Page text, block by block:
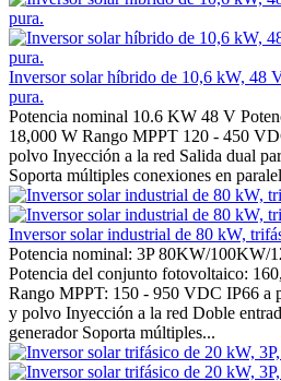
Inversor solar híbrido de 10,6 kW, 48
pura.
Potencia nominal 10.6 KW 48 V
18,000 W Rango MPPT 120 - 450
polvo Inyección a la red Salida dual
Soporta múltiples conexiones en
Inversor solar industrial de 80 kW,
Potencia nominal: 3P 80KW/100KW/
Potencia del conjunto fotovoltaico:
Rango MPPT: 150 - 950 VDC IP66 a
y polvo Inyección a la red Doble
generador Soporta múltiples...